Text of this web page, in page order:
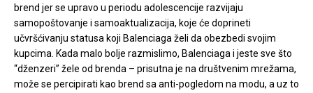
brend jer se upravo u periodu adolescencije razvijaju
samopoštovanje i samoaktualizacija, koje će doprineti
učvršćivanju statusa koji Balenciaga želi da obezbedi svojim
kupcima. Kada malo bolje razmislimo, Balenciaga i jeste sve što
“dženzeri” žele od brenda – prisutna je na društvenim mrežama,
može se percipirati kao brend sa anti-pogledom na modu, a uz to